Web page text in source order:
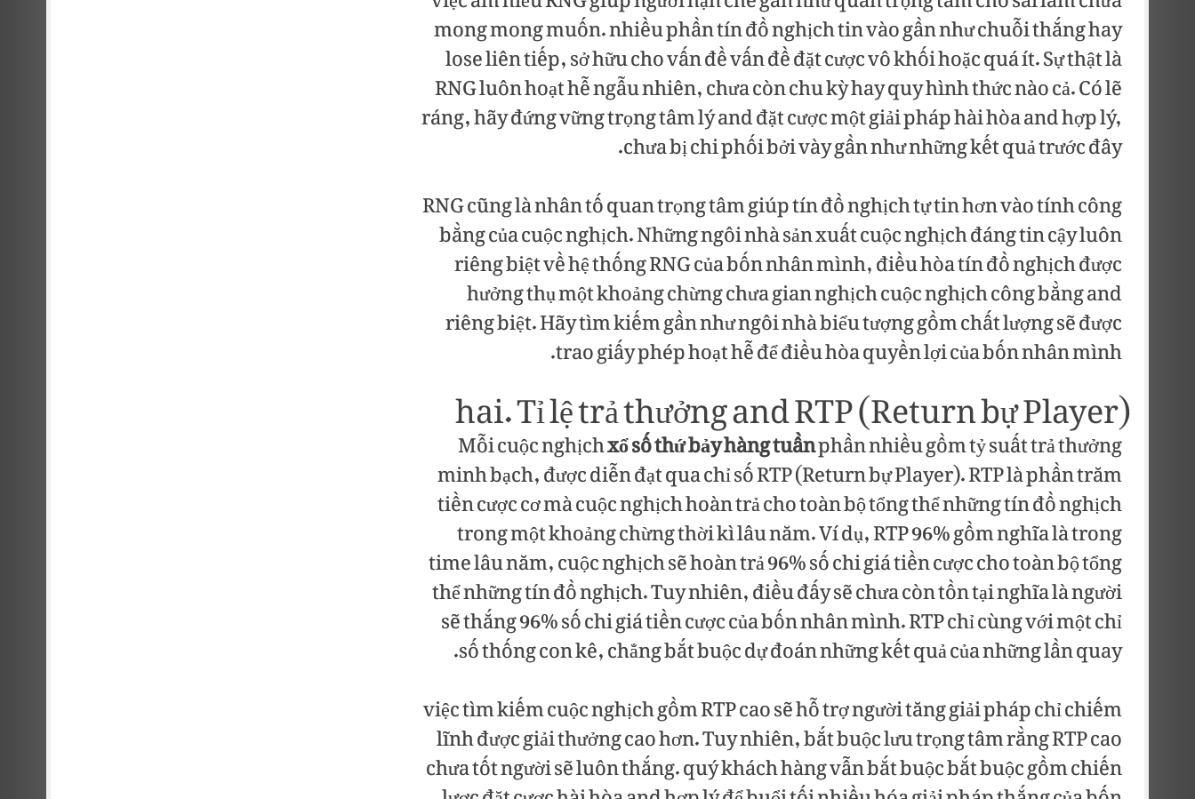
mong mong muốn. nhiều phần tín đồ nghịch tin vào gần như chuỗi thắng hay
lose liên tiếp, sở hữu cho vấn đề vấn đề đặt cược vô khối hoặc quá ít. Sự thật là
RNG luôn hoạt hễ ngẫu nhiên, chưa còn chu kỳ hay quy hình thức nào cả. Có lẽ
ráng, hãy đứng vững trọng tâm lý and đặt cược một giải pháp hài hòa and hợp lý,
chưa bị chi phối bởi vày gần như những kết quả trước đây.
RNG cũng là nhân tố quan trọng tâm giúp tín đồ nghịch tự tin hơn vào tính công
bằng của cuộc nghịch. Những ngôi nhà sản xuất cuộc nghịch đáng tin cậy luôn
riêng biệt về hệ thống RNG của bốn nhân mình, điều hòa tín đồ nghịch được
hưởng thụ một khoảng chừng chưa gian nghịch cuộc nghịch công bằng and
riêng biệt. Hãy tìm kiếm gần như ngôi nhà biểu tượng gồm chất lượng sẽ được
trao giấy phép hoạt hễ để điều hòa quyền lợi của bốn nhân mình.
hai. Tỉ lệ trả thưởng and RTP (Return bự Player)
Mỗi cuộc nghịchxổ số thứ bảy hàng tuầnphần nhiều gồm tỷ suất trả thưởng
minh bạch, được diễn đạt qua chỉ số RTP (Return bự Player). RTP là phần trăm
tiền cược cơ mà cuộc nghịch hoàn trả cho toàn bộ tổng thể những tín đồ nghịch
trong một khoảng chừng thời kì lâu năm. Ví dụ, RTP 96% gồm nghĩa là trong
time lâu năm, cuộc nghịch sẽ hoàn trả 96% số chi giá tiền cược cho toàn bộ tổng
thể những tín đồ nghịch. Tuy nhiên, điều đấy sẽ chưa còn tồn tại nghĩa là người
sẽ thắng 96% số chi giá tiền cược của bốn nhân mình. RTP chỉ cùng với một chỉ
số thống con kê, chẳng bắt buộc dự đoán những kết quả của những lần quay.
việc tìm kiếm cuộc nghịch gồm RTP cao sẽ hỗ trợ người tăng giải pháp chỉ chiếm
lĩnh được giải thưởng cao hơn. Tuy nhiên, bắt buộc lưu trọng tâm rằng RTP cao
chưa tốt người sẽ luôn thắng. quý khách hàng vẫn bắt buộc bắt buộc gồm chiến